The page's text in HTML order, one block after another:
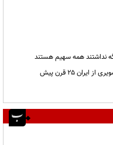
نداشتند همه سهیم هستند